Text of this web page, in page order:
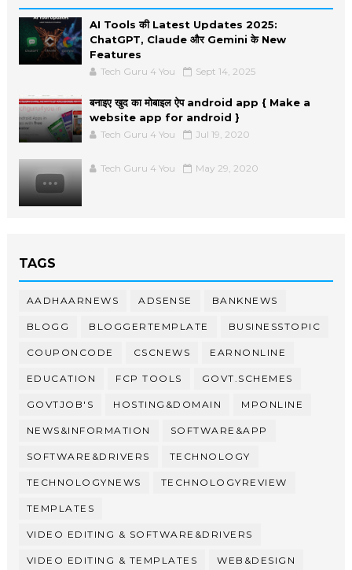
AI Tools की Latest Updates 2025:
ChatGPT, Claude और Gemini के New
Features
Tech Guru 4 You Sept 14, 2025
बनाइए खुद का मोबाइल ऐप android app { Make a
website app for android }
Tech Guru 4 You Jul 19, 2020
Tech Guru 4 You May 29, 2020
TAGS
AADHAARNEWS ADSENSE BANKNEWS
BLOGG BLOGGERTEMPLATE BUSINESSTOPIC
COUPONCODE CSCNEWS EARNONLINE
EDUCATION FCP TOOLS GOVT.SCHEMES
GOVTJOB'S HOSTING&DOMAIN MPONLINE
NEWS&INFORMATION SOFTWARE&APP
SOFTWARE&DRIVERS TECHNOLOGY
TECHNOLOGYNEWS TECHNOLOGYREVIEW
TEMPLATES
VIDEO EDITING & SOFTWARE&DRIVERS
VIDEO EDITING & TEMPLATES WEB&DESIGN